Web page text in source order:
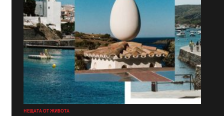
НЕЩАТА ОТ ЖИВОТА